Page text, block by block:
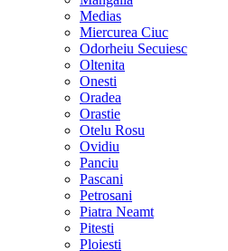
Medias
Miercurea Ciuc
Odorheiu Secuiesc
Oltenita
Onesti
Oradea
Orastie
Otelu Rosu
Ovidiu
Panciu
Pascani
Petrosani
Piatra Neamt
Pitesti
Ploiesti